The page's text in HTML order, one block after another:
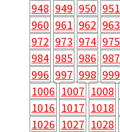
948 949 950 951
960 961 962 963
972 973 974 975
984 985 986 987
996 997 998 999
1006 1007 1008
1016 1017 1018
1026 1027 1028